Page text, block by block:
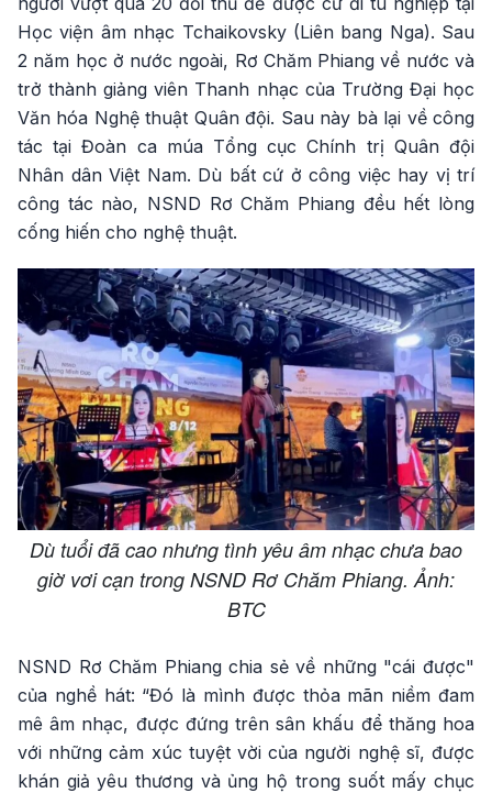
Học viện âm nhạc Tchaikovsky (Liên bang Nga). Sau
2 năm học ở nước ngoài, Rơ Chăm Phiang về nước và
trở thành giảng viên Thanh nhạc của Trường Đại học
Văn hóa Nghệ thuật Quân đội. Sau này bà lại về công
tác tại Đoàn ca múa Tổng cục Chính trị Quân đội
Nhân dân Việt Nam. Dù bất cứ ở công việc hay vị trí
công tác nào, NSND Rơ Chăm Phiang đều hết lòng
cống hiến cho nghệ thuật.
Dù tuổi đã cao nhưng tình yêu âm nhạc chưa bao
giờ vơi cạn trong NSND Rơ Chăm Phiang. Ảnh:
BTC
NSND Rơ Chăm Phiang chia sẻ về những "cái được"
của nghề hát: “Đó là mình được thỏa mãn niềm đam
mê âm nhạc, được đứng trên sân khấu để thăng hoa
với những cảm xúc tuyệt vời của người nghệ sĩ, được
khán giả yêu thương và ủng hộ trong suốt mấy chục